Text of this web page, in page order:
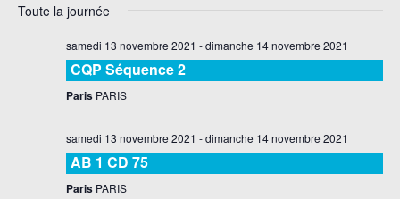
de
une
Toute la journée
samedi 13 novembre 2021 -dimanche 14 novembre 2021
CQP Séquence 2
Paris PARIS
samedi 13 novembre 2021 -dimanche 14 novembre 2021
AB 1 CD 75
Paris PARIS